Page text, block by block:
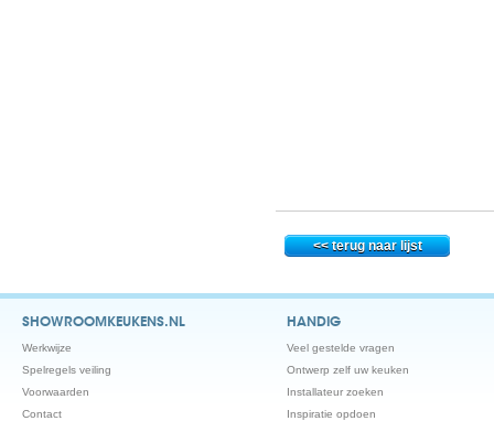
SHOWROOMKEUKENS.NL
Werkwijze
Spelregels veiling
Voorwaarden
Contact
HANDIG
Veel gestelde vragen
Ontwerp zelf uw keuken
Installateur zoeken
Inspiratie opdoen